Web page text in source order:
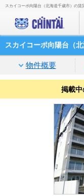
スカイコーポ向陽台（北海道千歳市）の賃
スカイコーポ向陽台（
物件概要
掲載